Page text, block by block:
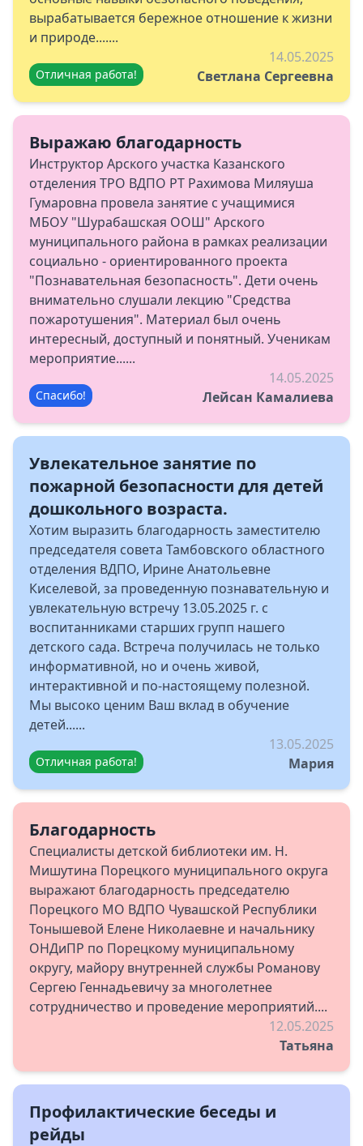
вырабатывается бережное отношение к жизни
и природе.......
Отличная работа!
14.05.2025
Светлана Сергеевна
Выражаю благодарность
Инструктор Арского участка Казанского
отделения ТРО ВДПО РТ Рахимова Миляуша
Гумаровна провела занятие с учащимися
МБОУ "Шурабашская ООШ" Арского
муниципального района в рамках реализации
социально - ориентированного проекта
"Познавательная безопасность". Дети очень
внимательно слушали лекцию "Средства
пожаротушения". Материал был очень
интересный, доступный и понятный. Ученикам
мероприятие......
Спасибо!
14.05.2025
Лейсан Камалиева
Увлекательное занятие по
пожарной безопасности для детей
дошкольного возраста.
Хотим выразить благодарность заместителю
председателя совета Тамбовского областного
отделения ВДПО, Ирине Анатольевне
Киселевой, за проведенную познавательную и
увлекательную встречу 13.05.2025 г. с
воспитанниками старших групп нашего
детского сада. Встреча получилась не только
информативной, но и очень живой,
интерактивной и по-настоящему полезной.
Мы высоко ценим Ваш вклад в обучение
детей......
Отличная работа!
13.05.2025
Мария
Благодарность
Специалисты детской библиотеки им. Н.
Мишутина Порецкого муниципального округа
выражают благодарность председателю
Порецкого МО ВДПО Чувашской Республики
Тонышевой Елене Николаевне и начальнику
ОНДиПР по Порецкому муниципальному
округу, майору внутренней службы Романову
Сергею Геннадьевичу за многолетнее
сотрудничество и проведение мероприятий....
12.05.2025
Татьяна
Профилактические беседы и
рейды